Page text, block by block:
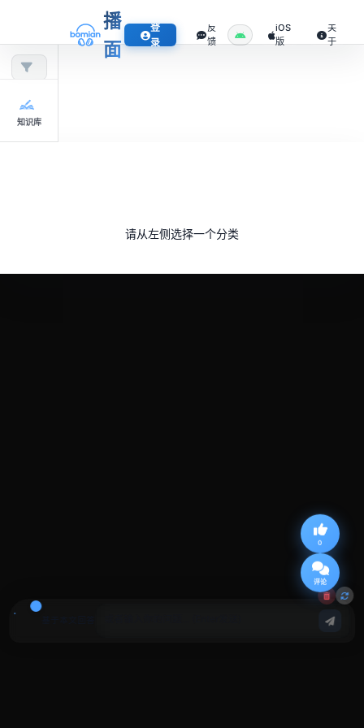
播
面
登
录
反
馈
iOS
版
关
于
0
评论
知识库
请从左侧选择一个分类